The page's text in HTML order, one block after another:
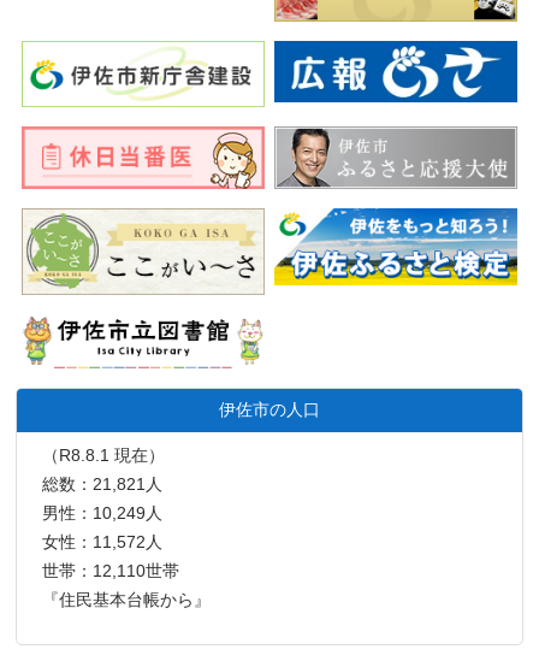
伊佐市の人口
（R8.8.1 現在）
総数：21,821人
男性：10,249人
女性：11,572人
世帯：12,110世帯
『住民基本台帳から』